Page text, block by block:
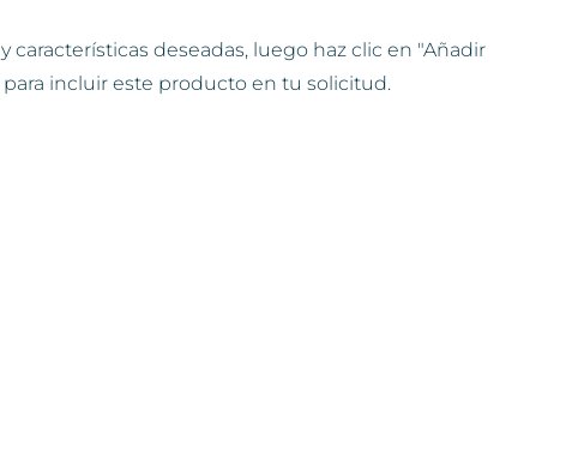
características deseadas, luego haz clic en "Añadir
para incluir este producto en tu solicitud.